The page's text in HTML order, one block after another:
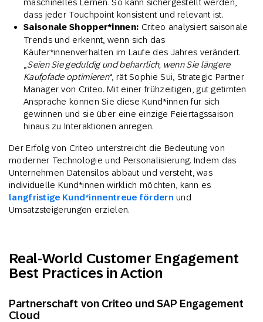
dass jeder Touchpoint konsistent und relevant ist.
Saisonale Shopper*innen: Criteo analysiert saisonale
Trends und erkennt, wenn sich das
Käufer*innenverhalten im Laufe des Jahres verändert.
Seien Sie geduldig und beharrlich, wenn Sie längere
Kaufpfade optimieren“, rät Sophie Sui, Strategic Partner
Manager von Criteo. Mit einer frühzeitigen, gut getimten
Ansprache können Sie diese Kund*innen für sich
gewinnen und sie über eine einzige Feiertagssaison
hinaus zu Interaktionen anregen.
Der Erfolg von Criteo unterstreicht die Bedeutung von
moderner Technologie und Personalisierung. Indem das
Unternehmen Datensilos abbaut und versteht, was
individuelle Kund*innen wirklich möchten, kann es
langfristige Kund*innentreue fördern und
Umsatzsteigerungen erzielen.
Real-World Customer Engagement
Best Practices in Action
Partnerschaft von Criteo und SAP Engagement
Cloud